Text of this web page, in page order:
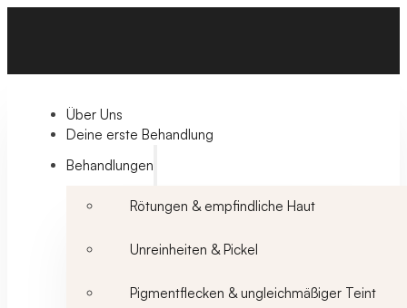
Über Uns
Deine erste Behandlung
Behandlungen
Rötungen & empfindliche Haut
Unreinheiten & Pickel
Pigmentflecken & ungleichmäßiger Teint